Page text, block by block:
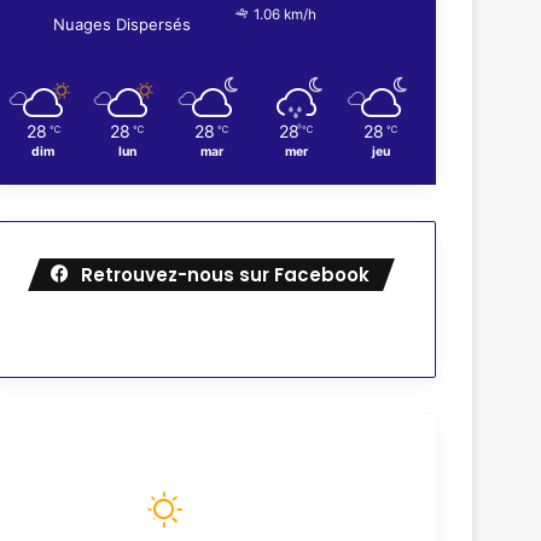
Nuages Dispersés
1.06 km/h
28 ℃
dim
28 ℃
lun
28 ℃
mar
28 ℃
mer
28 ℃
jeu
Retrouvez-nous sur Facebook